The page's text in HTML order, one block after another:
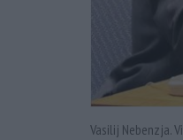
Vasilij Nebenzja.